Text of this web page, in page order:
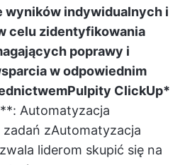
wyników indywidualnych i
celu zidentyfikowania
poprawy i
w odpowiednim
Pulpity ClickUp*
Automatyzacja
zAutomatyzacja
liderom skupić się na